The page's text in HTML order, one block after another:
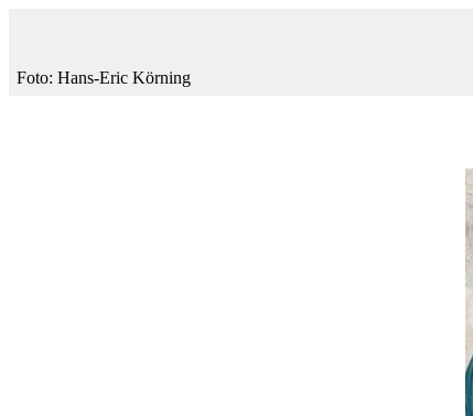
Foto: Hans-Eric Körning